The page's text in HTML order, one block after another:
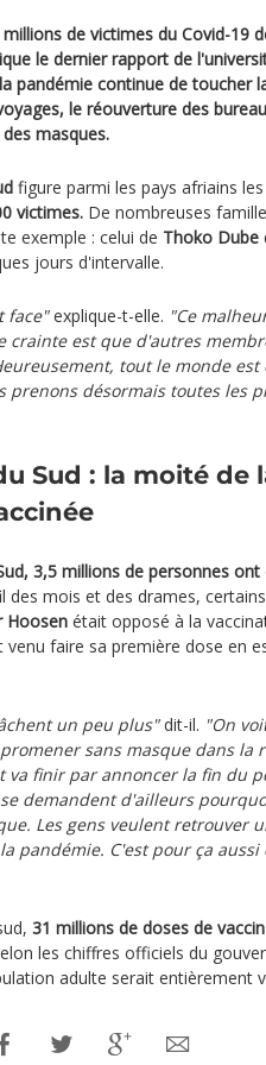
de victimes du Covid-19
le dernier rapport de
pandémie continue de toucher
le réouverture des
masques.
figure parmi les pays afriains
victimes. De nombreuses
exemple : celui de Thoko Dube
jours d'intervalle.
face"explique-t-elle. "Ce
crainte est que d'autres
tout le monde
prenons désormais toutes les
Sud : la moité de
3,5 millions de personnes
des mois et des drames,
Hoosen était opposé à la
venu faire sa première dose en
un peu plus"dit-il. "On
sans masque dans la
va finir par annoncer la fin du
demandent d'ailleurs
Les gens veulent retrouver
pandémie. C'est pour ça
31 millions de doses de
les chiffres officiels du
adulte serait entièrement